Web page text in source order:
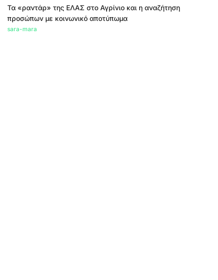
Τα «ραντάρ» της ΕΛΑΣ στο Αγρίνιο και η αναζήτηση
προσώπων με κοινωνικό αποτύπωμα
sara-mara